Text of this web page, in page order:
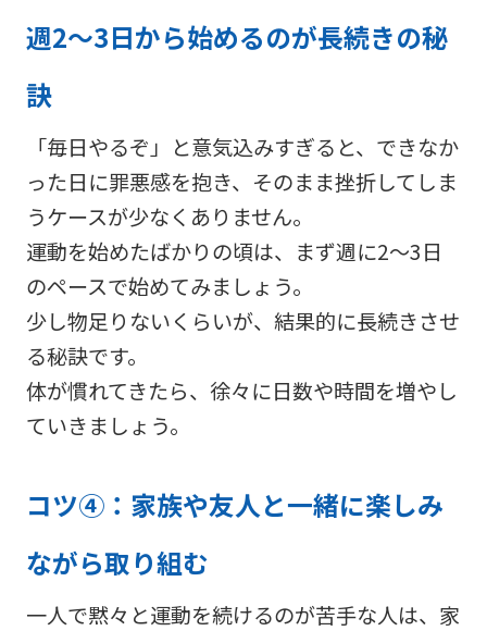
週2〜3日から始めるのが長続きの秘
訣
「毎日やるぞ」と意気込みすぎると、できなか
った日に罪悪感を抱き、そのまま挫折してしま
うケースが少なくありません。
運動を始めたばかりの頃は、まず週に2〜3日
のペースで始めてみましょう。
少し物足りないくらいが、結果的に長続きさせ
る秘訣です。
体が慣れてきたら、徐々に日数や時間を増やし
ていきましょう。
コツ④：家族や友人と一緒に楽しみ
ながら取り組む
一人で黙々と運動を続けるのが苦手な人は、家